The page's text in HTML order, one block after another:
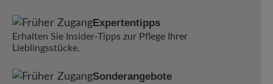
Expertentipps
Erhalten Sie Insider-Tipps zur Pflege Ihrer
Lieblingsstücke.
Sonderangebote